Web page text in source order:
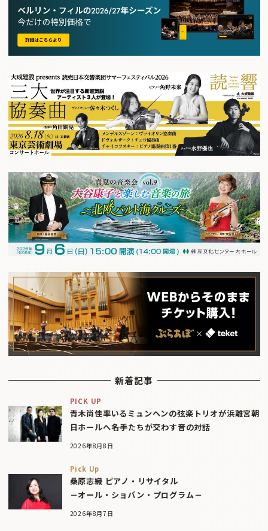
新着記事
PICK UP
青木尚佳率いるミュンヘンの弦楽トリオが浜離宮朝
日ホールへ――名手たちが交わす音の対話
2026年8月8日
Pick Up
桑原志織 ピアノ・リサイタル
－オール・ショパン・プログラム－
2026年8月7日